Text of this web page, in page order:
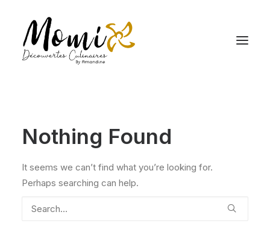
Nothing Found
It seems we can’t find what you’re looking for.
Perhaps searching can help.